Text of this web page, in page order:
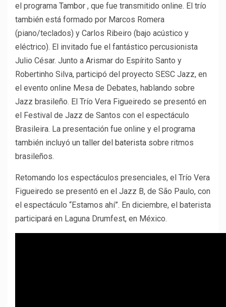
el programa Tambor , que fue transmitido online. El trío
también está formado por Marcos Romera
(piano/teclados) y Carlos Ribeiro (bajo acústico y
eléctrico). El invitado fue el fantástico percusionista
Julio César. Junto a Arismar do Espírito Santo y
Robertinho Silva, participó del proyecto SESC Jazz, en
el evento online Mesa de Debates, hablando sobre
Jazz brasileño. El Trío Vera Figueiredo se presentó en
el Festival de Jazz de Santos con el espectáculo
Brasileira. La presentación fue online y el programa
también incluyó un taller del baterista sobre ritmos
brasileños.
Retomando los espectáculos presenciales, el Trío Vera
Figueiredo se presentó en el Jazz B, de São Paulo, con
el espectáculo “Estamos ahí”. En diciembre, el baterista
participará en Laguna Drumfest, en México.